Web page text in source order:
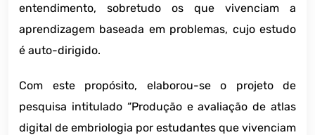
entendimento, sobretudo os que vivenciam a
aprendizagem baseada em problemas, cujo estudo
é auto-dirigido.
Com este propósito, elaborou-se o projeto de
pesquisa intitulado “Produção e avaliação de atlas
digital de embriologia por estudantes que vivenciam